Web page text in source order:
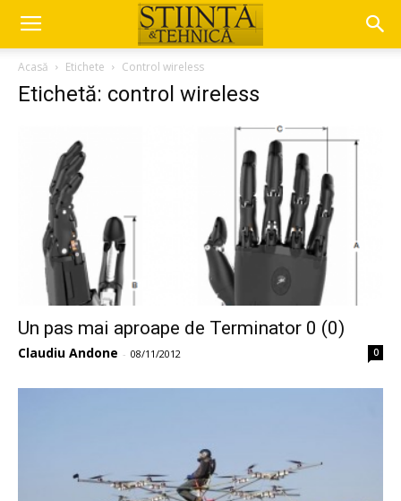
Acasă Etichete Control wireless
Etichetă: control wireless
Un pas mai aproape de Terminator 0 (0)
Claudiu Andone - 08/11/2012 0